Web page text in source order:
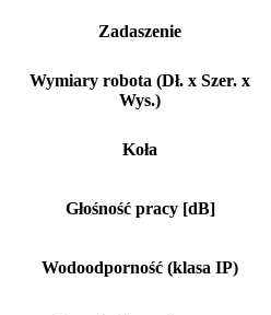
Zadaszenie
Wymiary robota (Dł. x Szer. x
Wys.)
Koła
Głośność pracy [dB]
Wodoodporność (klasa IP)